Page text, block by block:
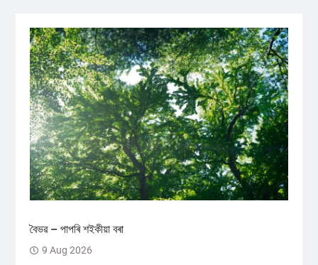
বৈভৱ – পাপৰি শইকীয়া বৰা
9 Aug 2026